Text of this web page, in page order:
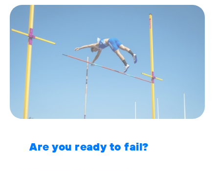
Are you ready to fail?